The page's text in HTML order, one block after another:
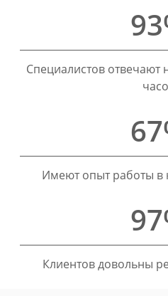
Специалистов отвечают
Имеют опыт работы в
Клиентов довольны